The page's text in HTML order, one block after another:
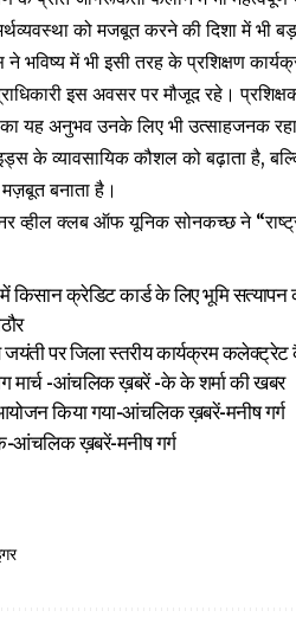
को मजबूत करने की दिशा में भी
ने भविष्य में भी इसी तरह के प्रशिक्षण
इस अवसर पर मौजूद रहे।
यह अनुभव उनके लिए भी उत्साहजनक
के व्यावसायिक कौशल को बढ़ाता है,
बनाता है।
व्हील क्लब ऑफ यूनिक सोनकच्छ ने
क्रेडिट कार्ड के लिए भूमि
जयंती पर जिला स्तरीय कार्यक्रम
मार्च -आंचलिक ख़बरें -के के शर्मा की खबर
किया गया-आंचलिक ख़बरें-मनीष गर्ग
आंचलिक ख़बरें-मनीष गर्ग